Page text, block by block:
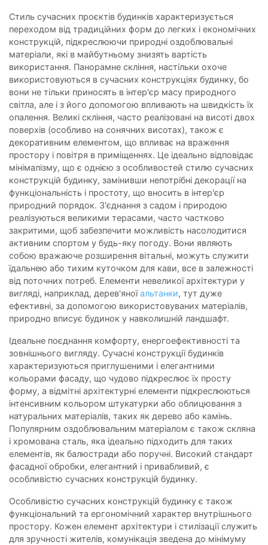
Стиль сучасних проєктів будинків характеризується
переходом від традиційних форм до легких і економічних
конструкцій, підкреслюючи природні оздоблювальні
матеріали, які в майбутньому знизять вартість
використання. Панорамне скління, настільки охоче
використовуються в сучасних конструкціях будинку, бо
вони не тільки приносять в інтер'єр масу природного
світла, але і з його допомогою впливають на швидкість їх
опалення. Великі скління, часто реалізовані на висоті двох
поверхів (особливо на сонячних висотах), також є
декоративним елементом, що впливає на враження
простору і повітря в приміщеннях. Це ідеально відповідає
мінімалізму, що є однією з особливостей стилю сучасних
конструкцій будинку, замінивши непотрібні декорації на
функціональність і простоту, що вносить в інтер'єр
природний порядок. З'єднання з садом і природою
реалізуються великими терасами, часто частково
закритими, щоб забезпечити можливість насолодитися
активним спортом у будь-яку погоду. Вони являють
собою вражаюче розширення вітальні, можуть служити
їдальнею або тихим куточком для кави, все в залежності
від поточних потреб. Елементи невеликої архітектури у
вигляді, наприклад, дерев'яноїальтанки, тут дуже
ефективні, за допомогою використовуваних матеріалів,
природно вписує будинок у навколишній ландшафт.
Ідеальне поєднання комфорту, енергоефективності та
зовнішнього вигляду. Сучасні конструкції будинків
характеризуються приглушеними і елегантними
кольорами фасаду, що чудово підкреслює їх просту
форму, а відмітні архітектурні елементи підкреслюються
інтенсивним кольором штукатурки або облицювання з
натуральних матеріалів, таких як дерево або камінь.
Популярним оздоблювальним матеріалом є також скляна
і хромована сталь, яка ідеально підходить для таких
елементів, як балюстради або поручні. Високий стандарт
фасадної обробки, елегантний і привабливий, є
особливістю сучасних конструкцій будинку.
Особливістю сучасних конструкцій будинку є також
функціональний та ергономічний характер внутрішнього
простору. Кожен елемент архітектури і стилізації служить
для зручності жителів, комунікація зведена до мінімуму